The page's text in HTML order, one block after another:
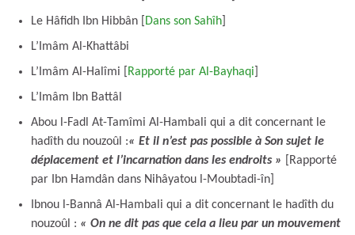
Le Hâfidh Ibn Hibbân [
Dans son Sahîh
L’Imâm Al-Khattâbi
L’Imâm Al-Halîmi [
Rapporté par Al-Bayhaqi
L’Imâm Ibn Battâl
Abou l-Fadl At-Tamîmi Al-Hambali qui a dit concernant le
hadîth du nouzoûl :« Et il n’est pas possible à Son sujet le
déplacement et l’incarnation dans les endroits »
[Rapporté
par Ibn Hamdân dans Nihâyatou l-Moubtadi-în]
Ibnou l-Bannâ Al-Hambali qui a dit concernant le hadîth du
nouzoûl : « On ne dit pas que cela a lieu par un mouvement